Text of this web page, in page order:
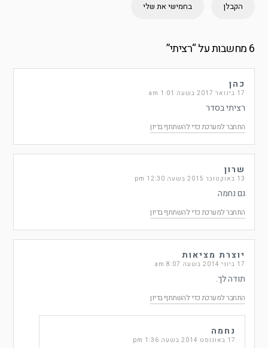
הקבלן בחמישי את שלי
6 מחשבות על “ רציתי”
כהן
17 בינואר 2017 בשעה 1:01 am
רציתי בסדר
התחבר למערכת כדי להשתתף בדיון
שרון
13 באוקטובר 2015 בשעה 12:30 pm
גם נחמה
התחבר למערכת כדי להשתתף בדיון
יוצרת מציאות
17 ביוני 2014 בשעה 8:07 am
תודה לך.
התחבר למערכת כדי להשתתף בדיון
נחמה
17 באוגוסט 2014 בשעה 1:36 pm